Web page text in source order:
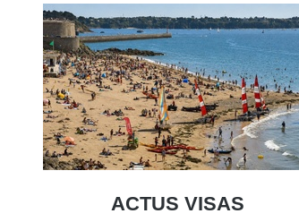
ACTUS VISAS